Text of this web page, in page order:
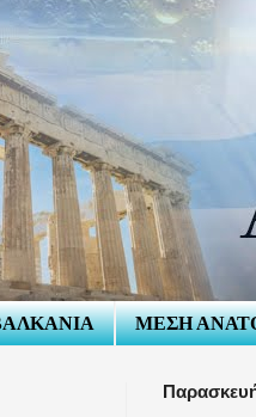
ΜΕΣΗ